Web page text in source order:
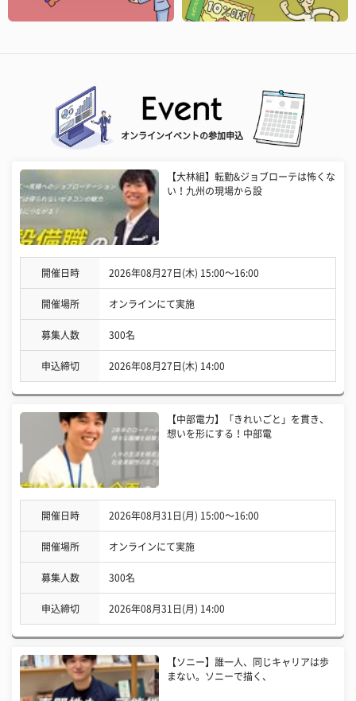
オンラインイベントの参加申込
【大林組】転勤&ジョブローテは怖くな
い！九州の現場から設
開催日時 2026年08月27日(木) 15:00〜16:00
開催場所 オンラインにて実施
募集人数 300名
申込締切 2026年08月27日(木) 14:00
【中部電力】「きれいごと」を貫き、
想いを形にする！中部電
開催日時 2026年08月31日(月) 15:00〜16:00
開催場所 オンラインにて実施
募集人数 300名
申込締切 2026年08月31日(月) 14:00
【ソニー】誰一人、同じキャリアは歩
まない。ソニーで描く、